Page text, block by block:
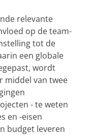
relevante
op de team-
tot de
een globale
wordt
middel van twee
- te weten
en -eisen
budget leveren